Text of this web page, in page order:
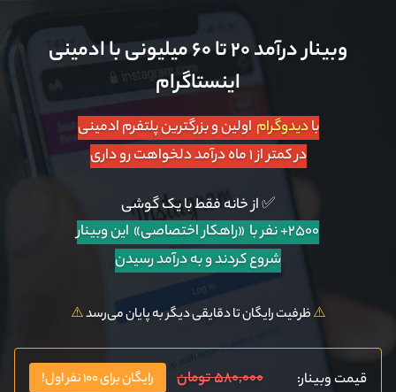
وبینار درآمد ۲۰ تا ۶۰ میلیونی با ادمینی
اینستاگرام
بادیدوگرام اولین و بزرگترین پلتفرم ادمینی
در کمتر از ۱ ماه درآمد دلخواهت رو داری
✅ از خانه فقط با یک گوشی
۲۵۰۰+ نفر با «راهکار اختصاصی»
این وبینار
شروع کردند و به درآمد رسیدن
⚠️ظرفیت رایگان تا دقایقی دیگر به پایان می‌رسد⚠️
قیمت وبینار: ۵۸۰,۰۰۰ تومان رایگان برای ۱۰۰ نفر اول!